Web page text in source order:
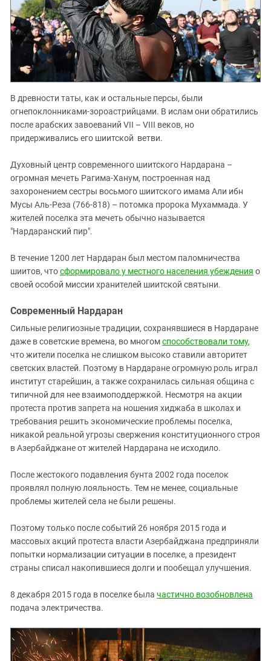
В древности таты, как и остальные персы, были
огнепоклонниками-зороастрийцами. В ислам они обратились
после арабских завоеваний VII – VIII веков, но
придерживались его шиитской ветви.
Духовный центр современного шиитского Нардарана –
огромная мечеть Рагима-Ханум, построенная над
захоронением сестры восьмого шиитского имама Али ибн
Мусы Аль-Реза (766-818) – потомка пророка Мухаммада. У
жителей поселка эта мечеть обычно называется
"Нардаранский пир".
В течение 1200 лет Нардаран был местом паломничества
шиитов, чтосформировало у местного населения убеждения о
своей особой миссии хранителей шиитской святыни.
Современный Нардаран
Сильные религиозные традиции, сохранявшиеся в Нардаране
даже в советские времена, во многомспособствовали тому,
что жители поселка не слишком высоко ставили авторитет
светских властей. Поэтому в Нардаране огромную роль играл
институт старейшин, а также сохранилась сильная община с
типичной для нее взаимоподдержкой. Несмотря на акции
протеста против запрета на ношения хиджаба в школах и
требования решить экономические проблемы поселка,
никакой реальной угрозы свержения конституционного строя
в Азербайджане от жителей Нардарана не исходило.
После жестокого подавления бунта 2002 года поселок
проявлял полную лояльность. Тем не менее, социальные
проблемы жителей села не были решены.
Поэтому только после событий 26 ноября 2015 года и
массовых акций протеста власти Азербайджана предприняли
попытки нормализации ситуации в поселке, а президент
страны списал накопившиеся долги и пообещал улучшения.
8 декабря 2015 года в поселке была частично возобновлена
подача электричества.